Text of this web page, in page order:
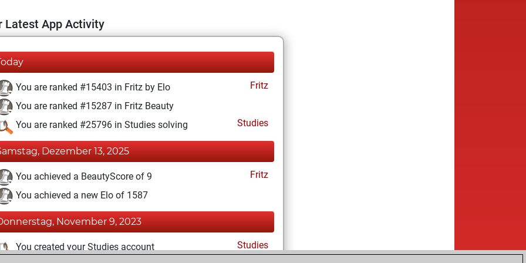
Latest App Activity
You are ranked #15403 in Fritz by Elo
Fritz
You are ranked #15287 in Fritz Beauty
You are ranked #25796 in Studies solving
Studies
Dezember 13, 2025
You achieved a BeautyScore of 9
Fritz
You achieved a new Elo of 1587
November 9, 2023
You created your Studies account Studies